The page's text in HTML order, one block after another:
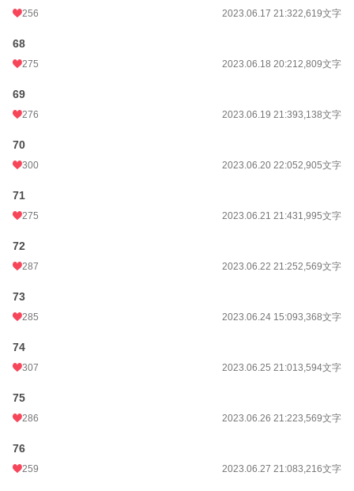
256 2023.06.17 21:322,619文字
68
275 2023.06.18 20:212,809文字
69
276 2023.06.19 21:393,138文字
70
300 2023.06.20 22:052,905文字
71
275 2023.06.21 21:431,995文字
72
287 2023.06.22 21:252,569文字
73
285 2023.06.24 15:093,368文字
74
307 2023.06.25 21:013,594文字
75
286 2023.06.26 21:223,569文字
76
259 2023.06.27 21:083,216文字